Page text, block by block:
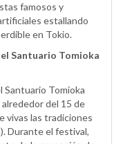
famosos y
estallando
en Tokio.
Santuario Tomioka
Santuario Tomioka
del 15 de
vivas las tradiciones
Durante el festival,